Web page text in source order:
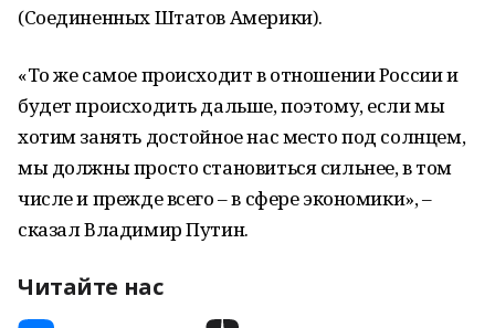
(Соединенных Штатов Америки).
«То же самое происходит в отношении России и
будет происходить дальше, поэтому, если мы
хотим занять достойное нас место под солнцем,
мы должны просто становиться сильнее, в том
числе и прежде всего – в сфере экономики», –
сказал Владимир Путин.
Читайте нас